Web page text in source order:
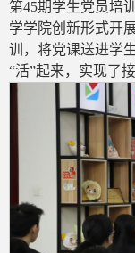
第45期学生党员培
学学院创新形式开
训，将党课送进学
“活”起来，实现了